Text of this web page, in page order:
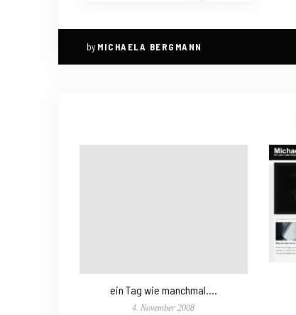
by MICHAELA BERGMANN
ein Tag wie manchmal….
4. November 2008